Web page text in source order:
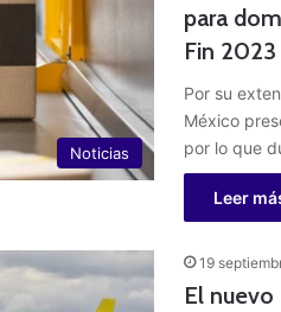
Noticias
para
Fin 2023
Por su
México
por lo que
Leer
19
El